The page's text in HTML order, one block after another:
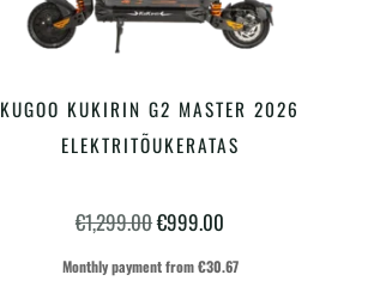
LISA KORVI
KUGOO KUKIRIN G2 MASTER 2026
ELEKTRITÕUKERATAS
€1,299.00Algne
hind
€999.00
hind
Monthly payment from€30.67